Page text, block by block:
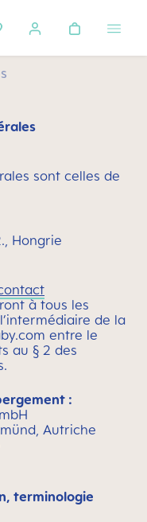
sont celles de
Hongrie
à tous les
de la
entre le
au § 2 des
:
Autriche
terminologie